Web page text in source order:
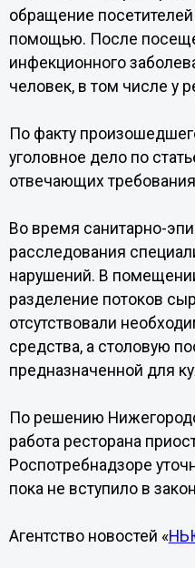
обращение
помощью. После
инфекционного
человек, в том числе у
По факту
уголовное дело по
отвечающих
Во время санитарно-
расследования
нарушений. В
разделение потоков
отсутствовали
средства, а столовую
предназначенной для
По решению
работа ресторана
Роспотребнадзоре
пока не вступило в
Агентство новостей «